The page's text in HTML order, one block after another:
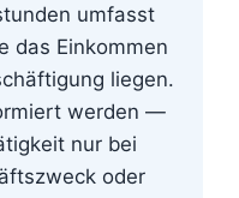
umfasst
das Einkommen
liegen.
werden —
nur bei
oder